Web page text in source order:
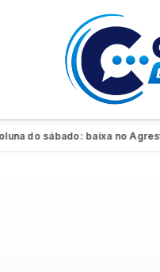
sábado: baixa no Agreste